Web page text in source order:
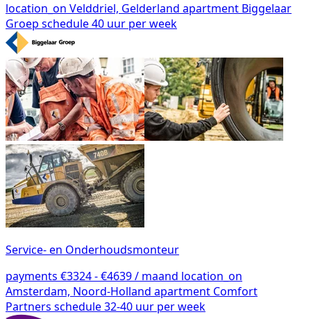
location_on Velddriel, Gelderland apartment Biggelaar
Groep schedule40 uur per week
Service- en Onderhoudsmonteur
payments €3324 - €4639 / maand location_on
Amsterdam, Noord-Holland apartment Comfort
Partners schedule32-40 uur per week